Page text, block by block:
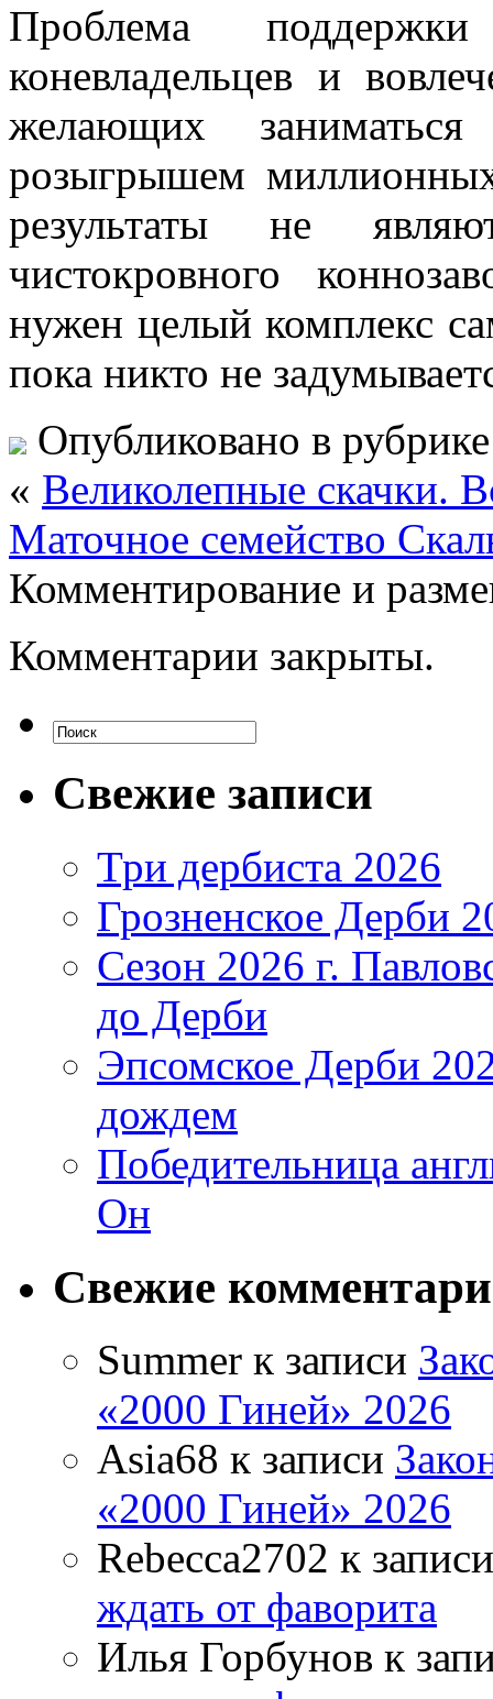
Проблема
коневладельцев и
желающих
розыгрышем
результаты не
чистокровного
нужен целый комплекс
пока никто не
Опубликовано в
« Великолепные скачки.
Маточное семейство
Комментирование и
Комментарии закрыты.
Свежие записи
Три дербиста 2026
Грозненское Дерби
Сезон 2026 г.
до Дерби
Эпсомское Дерби
дождем
Победительница
Он
Свежие
Summer к записи
«2000 Гиней» 2026
Asia68 к записи
«2000 Гиней» 2026
Rebecca2702 к
ждать от фаворита
Илья Горбунов к